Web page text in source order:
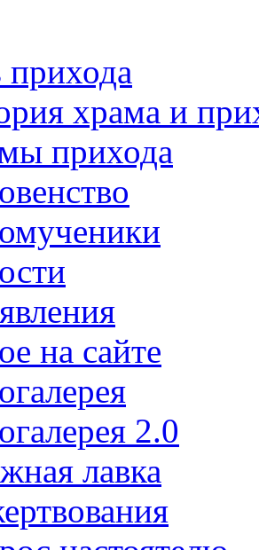
храма и
прихода
на сайте
2.0
лавка